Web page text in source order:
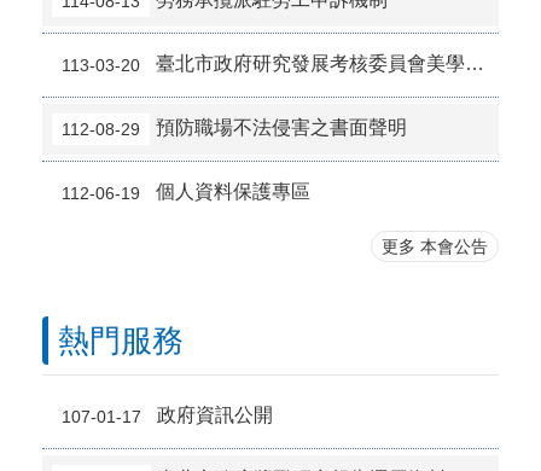
113-03-20 臺北市政府研究發展考核委員會美學專家顧問名單
112-08-29 預防職場不法侵害之書面聲明
112-06-19 個人資料保護專區
更多 本會公告
熱門服務
107-01-17 政府資訊公開